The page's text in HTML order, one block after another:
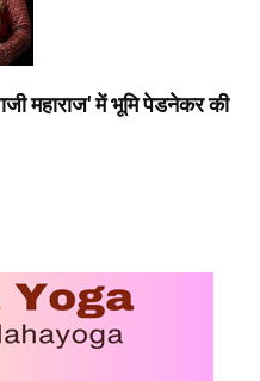
महाराज' में भूमि पेडनेकर की